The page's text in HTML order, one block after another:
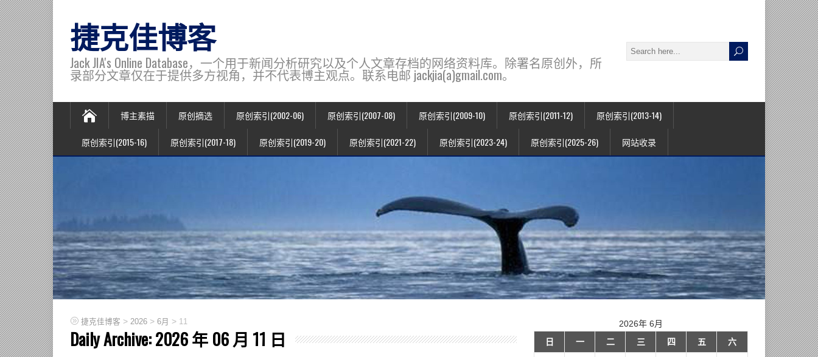
捷克佳博客
Jack JIA's Online Database，一个用于新闻分析研究以及个人文章存档的网络资料库。除署名原创外，所
录部分文章仅在于提供多方视角，并不代表博主观点。联系电邮 jackjia(a)gmail.com。
博主素描 原创摘选 原创索引(2002-06) 原创索引(2007-08) 原创索引(2009-10) 原创索引(2011-12) 原创索引(2013-14)
原创索引(2015-16) 原创索引(2017-18) 原创索引(2019-20) 原创索引(2021-22) 原创索引(2023-24) 原创索引(2025-26) 网站收录
捷克佳博客 > 2026 > 6月 > 11
Daily Archive:2026 年 06 月 11 日
2026年 6月
日
一 二 三 四 五 六